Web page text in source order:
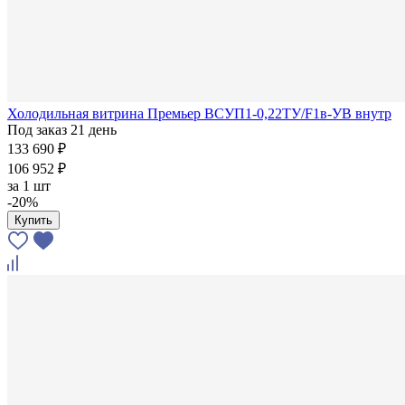
Холодильная витрина Премьер ВСУП1-0,22ТУ/F1в-УВ внутр
Под заказ 21 день
133 690 ₽
106 952 ₽
за 1 шт
-20%
Купить